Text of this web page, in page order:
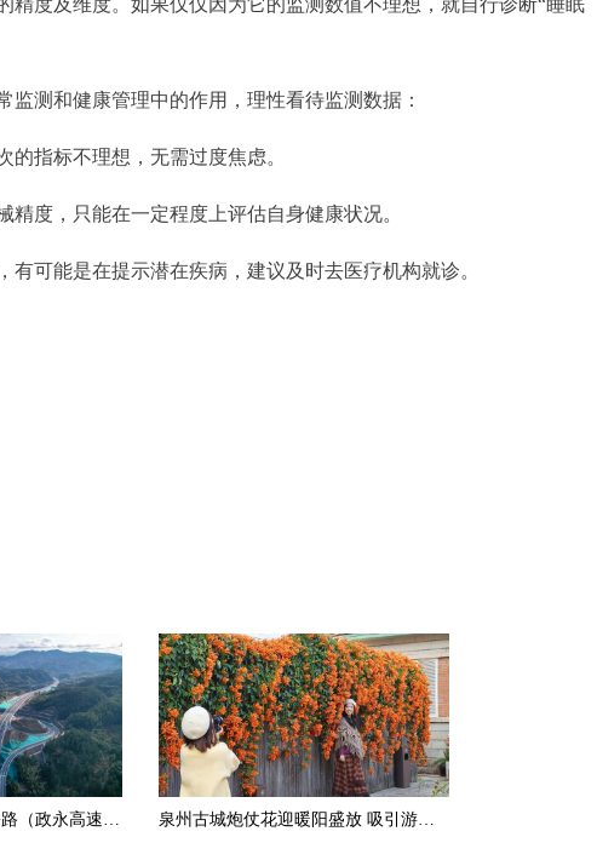
精度及维度。如果仅仅因为它的监测数值不理想，就自行诊断“睡眠
测和健康管理中的作用，理性看待监测数据：
指标不理想，无需过度焦虑。
度，只能在一定程度上评估自身健康状况。
可能是在提示潜在疾病，建议及时去医疗机构就诊。
政和杨源至永定高速公路（政永高速）德化段正式通车运营 泉州古城炮仗花迎暖阳盛放 吸引游客打卡拍照